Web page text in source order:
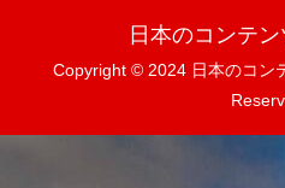
日本のコンテ
Copyright © 2024 日本のコン